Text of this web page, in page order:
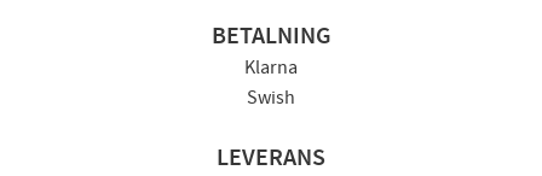
BETALNING
Klarna
Swish
LEVERANS